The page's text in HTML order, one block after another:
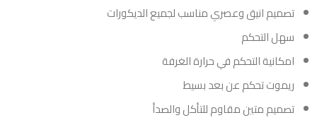
تصميم انيق وعصري مناسب لجميع الديكورات
سهل التحكم
امكانية التحكم في حرارة الغرفة
ريموت تحكم عن بعد بسيط
تصميم متين مقاوم للتأكل والصدأ